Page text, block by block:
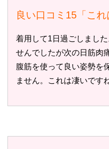
良い口コミ15「これ
着用して1日過ごしまし
せんでしたが次の日筋肉
腹筋を使って良い姿勢を
ません。これは凄いです